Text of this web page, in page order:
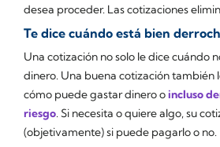
desea proceder. Las cotizaciones
Te dice cuándo está bien
Una cotización no solo le dice cuándo
dinero. Una buena cotización también
cómo puede gastar dinero oincluso
riesgo. Si necesita o quiere algo, su
(objetivamente) si puede pagarlo o no.